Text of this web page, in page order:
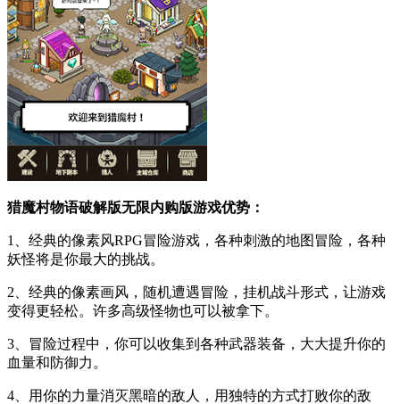
猎魔村物语破解版无限内购版游戏优势：
1、经典的像素风RPG冒险游戏，各种刺激的地图冒险，各种
妖怪将是你最大的挑战。
2、经典的像素画风，随机遭遇冒险，挂机战斗形式，让游戏
变得更轻松。许多高级怪物也可以被拿下。
3、冒险过程中，你可以收集到各种武器装备，大大提升你的
血量和防御力。
4、用你的力量消灭黑暗的敌人，用独特的方式打败你的敌